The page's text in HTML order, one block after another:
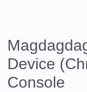
Device
Console